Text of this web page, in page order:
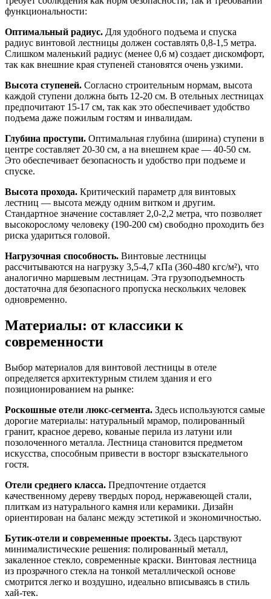
функциональности:
Оптимальный радиус. Для удобного подъема и спуска
радиус винтовой лестницы должен составлять 0,8-1,5 метра.
Слишком маленький радиус (менее 0,6 м) создает дискомфорт,
так как внешние края ступеней становятся очень узкими.
Высота ступеней. Согласно строительным нормам, высота
каждой ступени должна быть 12-20 см. В отельных лестницах
предпочитают 15-17 см, так как это обеспечивает удобство
подъема даже пожилым гостям и инвалидам.
Глубина проступи. Оптимальная глубина (ширина) ступени в
центре составляет 20-30 см, а на внешнем крае — 40-50 см.
Это обеспечивает безопасность и удобство при подъеме и
спуске.
Высота прохода. Критический параметр для винтовых
лестниц — высота между одним витком и другим.
Стандартное значение составляет 2,0-2,2 метра, что позволяет
высокорослому человеку (190-200 см) свободно проходить без
риска удариться головой.
Нагрузочная способность. Винтовые лестницы
рассчитываются на нагрузку 3,5-4,7 кПа (360-480 кгс/м²), что
аналогично маршевым лестницам. Эта грузоподъемность
достаточна для безопасного пропуска нескольких человек
одновременно.
Материалы: от классики к
современности
Выбор материалов для винтовой лестницы в отеле
определяется архитектурным стилем здания и его
позиционированием на рынке:
Роскошные отели люкс-сегмента. Здесь используются самые
дорогие материалы: натуральный мрамор, полированный
гранит, красное дерево, кованые перила из латуни или
позолоченного металла. Лестница становится предметом
искусства, способным привести в восторг взыскательного
гостя.
Отели среднего класса. Предпочтение отдается
качественному дереву твердых пород, нержавеющей стали,
плиткам из натурального камня или керамики. Дизайн
ориентирован на баланс между эстетикой и экономичностью.
Бутик-отели и современные проекты. Здесь царствуют
минималистические решения: полированный металл,
закаленное стекло, современные краски. Винтовая лестница
из прозрачного стекла на тонкой металлической основе
смотрится легко и воздушно, идеально вписываясь в стиль
хай-тек.